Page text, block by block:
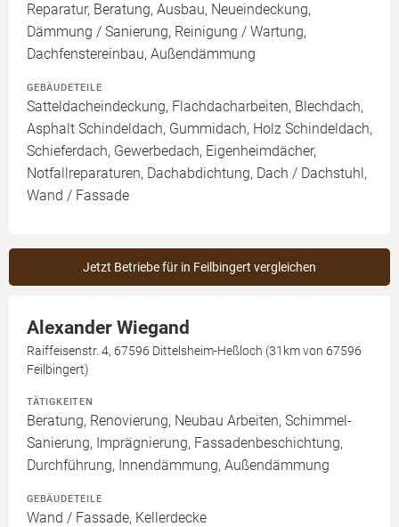
Reparatur, Beratung, Ausbau, Neueindeckung,
Dämmung / Sanierung, Reinigung / Wartung,
Dachfenstereinbau, Außendämmung
GEBÄUDETEILE
Satteldacheindeckung, Flachdacharbeiten, Blechdach,
Asphalt Schindeldach, Gummidach, Holz Schindeldach,
Schieferdach, Gewerbedach, Eigenheimdächer,
Notfallreparaturen, Dachabdichtung, Dach / Dachstuhl,
Wand / Fassade
Jetzt Betriebe für in Feilbingert vergleichen
Alexander Wiegand
Raiffeisenstr. 4, 67596 Dittelsheim-Heßloch (31km von 67596
Feilbingert)
TÄTIGKEITEN
Beratung, Renovierung, Neubau Arbeiten, Schimmel-
Sanierung, Imprägnierung, Fassadenbeschichtung,
Durchführung, Innendämmung, Außendämmung
GEBÄUDETEILE
Wand / Fassade, Kellerdecke